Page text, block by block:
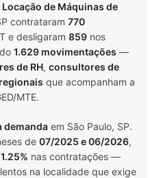
Locação de Máquinas de
contrataram 770
e desligaram 859 nos
1.629 movimentações —
de RH, consultores de
que acompanham a
MTE.
demanda em São Paulo, SP.
de 07/2025 e 06/2026,
nas contratações —
na localidade que exige